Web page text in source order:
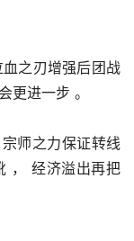
之刃增强后团战
更进一步 。
师之力保证转线
， 经济溢出再把